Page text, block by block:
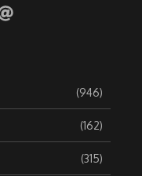
(946)
(162)
(315)